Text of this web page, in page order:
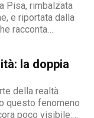
fasce più
di verità lo
e come capo
online.
Pisa, rimbalzata
e riportata dalla
racconta
e la doppia
della realtà
questo fenomeno
poco visibile: